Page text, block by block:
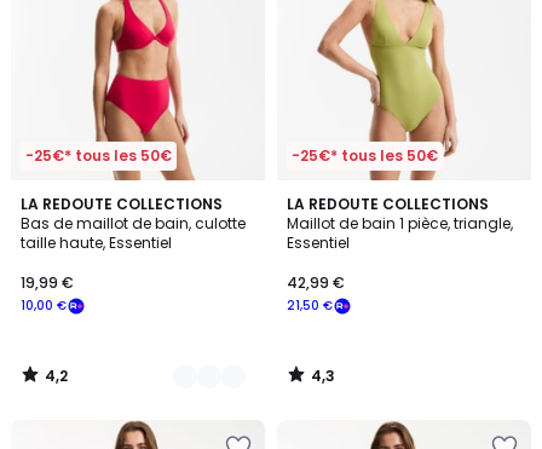
-25€* tous les 50€
LA REDOUTE COLLECTIONS
Bas de maillot de bain, culotte
taille haute, Essentiel
10,00 €
19,99 €
4,2
/ 5
2
Couleurs
4,2
/
-25€* tous les 50€
LA REDOUTE COLLECTIONS
Maillot de bain 1 pièce, triangle,
Essentiel
21,50 €
42,99 €
4,3
/ 5
4,3
/